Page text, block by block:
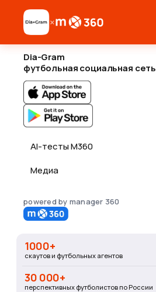
×
Dia-Gram
футбольная социальная сеть
AI-тесты M360
Медиа
powered by manager 360
1000+
скаутов и футбольных агентов
30 000+
перспективных футболистов по России